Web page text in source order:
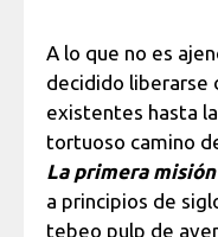
A lo que no es
decidido liberarse
existentes hasta
tortuoso camino
La primera misión
a principios de
tebeo pulp de